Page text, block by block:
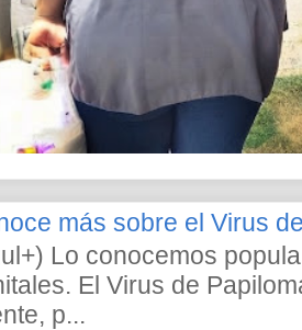
más sobre el Virus
Lo conocemos
El Virus de
p...